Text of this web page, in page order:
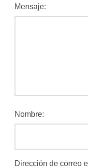
Mensaje:
Nombre:
Dirección de correo